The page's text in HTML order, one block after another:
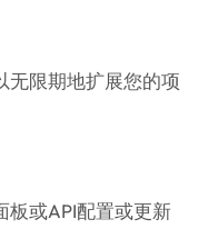
无限期地扩展您的项
板或API配置或更新